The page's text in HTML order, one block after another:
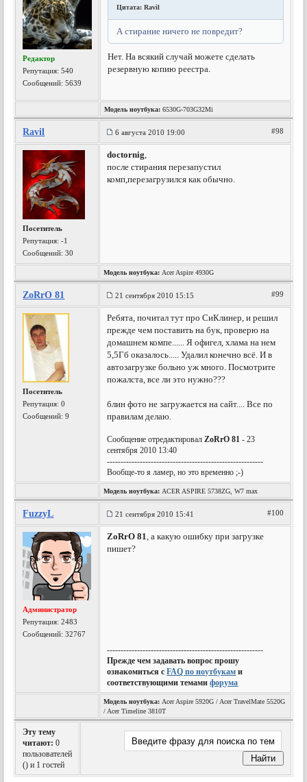
Редактор
Репутация:540
Сообщений: 5639
Цитата: Ravil
А стирание ничего не повредит?
Нет. На всякий случай можете сделать
резервную копию реестра.
Модель ноутбука: 6530G-703G32Mi
Ravil 6 августа 2010 19:00 #98
Посетитель
Репутация:-1
Сообщений: 30
doctornig,
после стирания перезапустил
комп,перезагрузился как обычно.
Модель ноутбука: Acer Aspire 4930G
ZoRrO 81 21 сентября 2010 15:15 #99
Посетитель
Репутация:0
Сообщений: 9
Ребята, почитал тут про СиКлинер, и решил
прежде чем поставить на бук, проверю на
домашнем компе...... Я офигел, хлама на нем
5,5Гб оказалось..... Удалил конечно всё. И в
автозагрузке больно уж много. Посмотрите
пожалста, все ли это нужно???
блин фото не загружается на сайт.... Все по
правилам делаю.
Сообщение отредактировалZoRrO 81 - 23
сентября 2010 13:40
---------------------------------------------------------
Вообще-то я ламер, но это временно ;-)
Модель ноутбука: ACER ASPIRE 5738ZG, W7 max
FuzzyL 21 сентября 2010 15:41 #100
Администратор
Репутация:2483
Сообщений: 32767
ZoRrO 81, а какую ошибку при загрузке
пишет?
---------------------------------------------------------
Прежде чем задавать вопрос прошу
ознакомиться сFAQ по ноутбукам и
соответствующими темамифорума
Модель ноутбука: Acer Aspire 5920G / Acer TravelMate 5520G
/ Acer Timeline 3810T
Эту тему
читают: 0
пользователей
() и 1 гостей